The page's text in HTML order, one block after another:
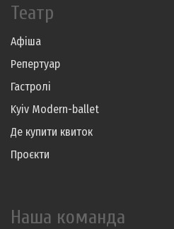
Театр
Афіша
Репертуар
Гастролі
Kyiv Modern-ballet
Де купити квиток
Проєкти
Наша команда